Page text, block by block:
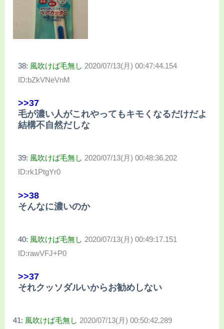
38: 風吹けば毛無し 2020/07/13(月) 00:47:44.154
ID:bZkVNeVnM
>>37
毛が濃い人がこれやってもキモくなるだけだよ
結構不自然だしな
39: 風吹けば毛無し 2020/07/13(月) 00:48:36.202
ID:rk1PtgYr0
>>38
そんなに濃いのか
40: 風吹けば毛無し 2020/07/13(月) 00:49:17.151
ID:rawVFJ+P0
>>37
それクッソダルいからお勧めしない
41: 風吹けば毛無し 2020/07/13(月) 00:50:42.289